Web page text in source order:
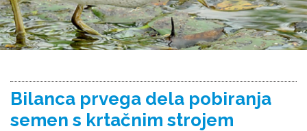
Bilanca prvega dela pobiranja
semen s krtačnim strojem